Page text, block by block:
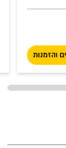
והזמנות